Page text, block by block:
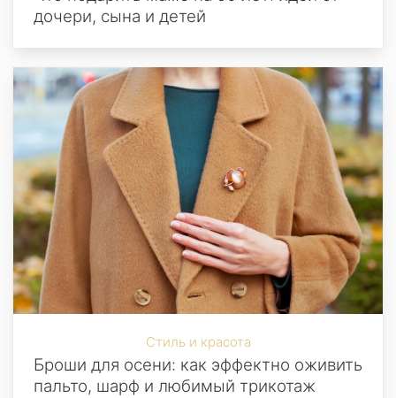
дочери, сына и детей
Стиль и красота
Броши для осени: как эффектно оживить
пальто, шарф и любимый трикотаж